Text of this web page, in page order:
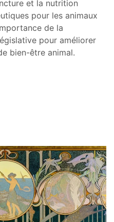
et la nutrition
pour les animaux
de la
pour améliorer
bien-être animal.